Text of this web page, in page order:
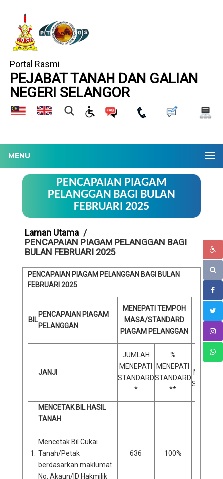
Portal Rasmi
PEJABAT TANAH DAN GALIAN
NEGERI SELANGOR
MENU
PENCAPAIAN PIAGAM
PELANGGAN BAGI BULAN
FEBRUARI 2025
Laman Utama
PENCAPAIAN PIAGAM PELANGGAN BAGI
BULAN FEBRUARI 2025
PENCAPAIAN PIAGAM PELANGGAN BAGI BULAN
FEBRUARI 2025
BIL
PENCAPAIAN PIAGAM
PELANGGAN
MENEPATI TEMPOH
MASA/STANDARD
PIAGAM PELANGGAN
JANJI
JUMLAH
MENEPATI
STANDARD
*
%
MENEPATI
STANDARD
**
JUMLAH
TIDAK
1.
MENCETAK BIL HASIL
TANAH
Mencetak Bil Cukai
Tanah/Petak
berdasarkan maklumat
No. Akaun/ID Hakmilik
636 100%